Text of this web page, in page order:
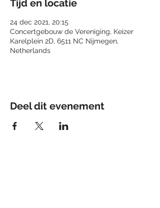
Tijd en locatie
24 dec 2021, 20:15
Concertgebouw de Vereniging, Keizer
Karelplein 2D, 6511 NC Nijmegen,
Netherlands
Deel dit evenement